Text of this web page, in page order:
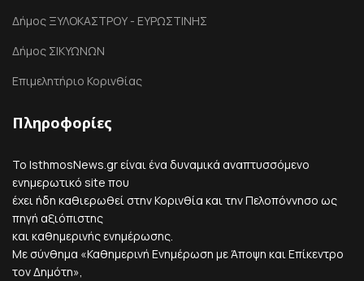
Δήμος ΞΥΛΟΚΑΣΤΡΟΥ - ΕΥΡΩΣΤΙΝΗΣ
Δήμος ΣΙΚΥΩΝΩΝ
Επιμελητήριο Κορινθίας
Πληροφορίες
Το IsthmosNews.gr είναι ένα δυναμικά αναπτυσσόμενο
ενημερωτικό site που
έχει ήδη καθιερωθεί στην Κορινθία και την Πελοπόννησο ως
πηγή αξιόπιστης
και καθημερινής ενημέρωσης.
Με σύνθημα «Καθημερινή Ενημέρωση με Άποψη και Επίκεντρο
τον Δημότη»,